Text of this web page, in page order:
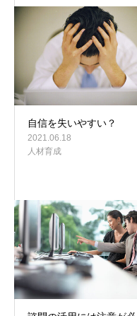
自信を失いやすい？
2021.06.18
人材育成